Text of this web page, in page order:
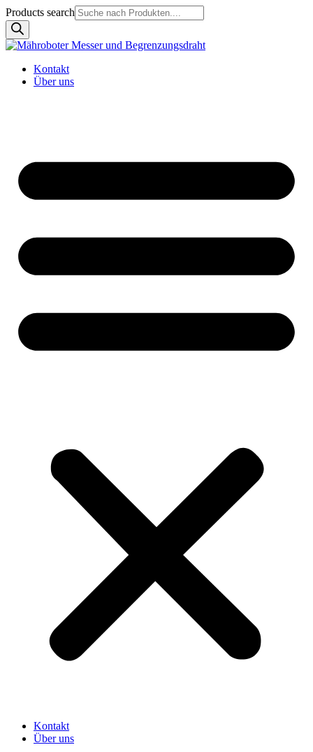
Products search
Kontakt
Über uns
Kontakt
Über uns